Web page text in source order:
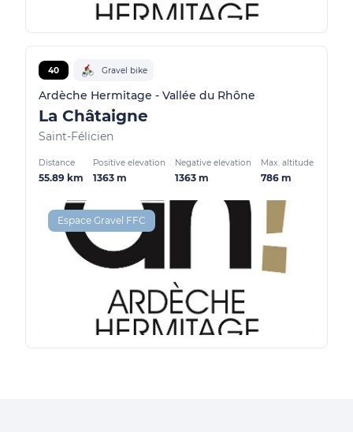
40 Gravel bike
Ardèche Hermitage - Vallée du Rhône
La Châtaigne
Saint-Félicien
Distance
55.89 km
Positive elevation
1363 m
Negative elevation
1363 m
Max. altitude
786 m
Espace Gravel FFC